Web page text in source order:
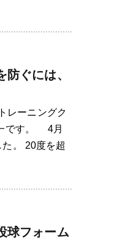
ぐには、
レーニングク
です。 4月
。 20度を超
球フォーム